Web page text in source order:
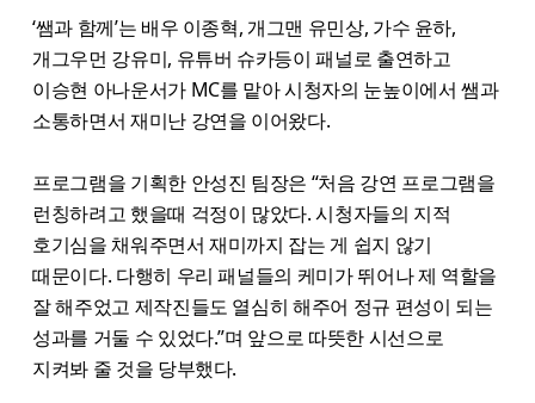
‘쌤과 함께’는 배우 이종혁, 개그맨 유민상, 가수 윤하,
개그우먼 강유미, 유튜버 슈카등이 패널로 출연하고
이승현 아나운서가 MC를 맡아 시청자의 눈높이에서 쌤과
소통하면서 재미난 강연을 이어왔다.
프로그램을 기획한 안성진 팀장은 “처음 강연 프로그램을
런칭하려고 했을때 걱정이 많았다. 시청자들의 지적
호기심을 채워주면서 재미까지 잡는 게 쉽지 않기
때문이다. 다행히 우리 패널들의 케미가 뛰어나 제 역할을
잘 해주었고 제작진들도 열심히 해주어 정규 편성이 되는
성과를 거둘 수 있었다.”며 앞으로 따뜻한 시선으로
지켜봐 줄 것을 당부했다.